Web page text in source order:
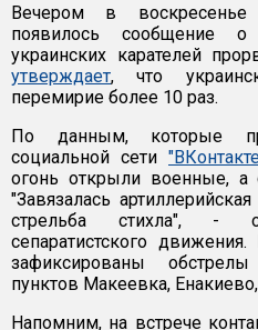
Вечером в
появилось сообщение
украинских карателей
утверждает, что
перемирие более 10 раз.
По данным, которые
социальной сети
огонь открыли военные, а
"Завязалась
стрельба стихла", -
сепаратистского
зафиксированы
пунктов Макеевка,
Напомним, на встрече